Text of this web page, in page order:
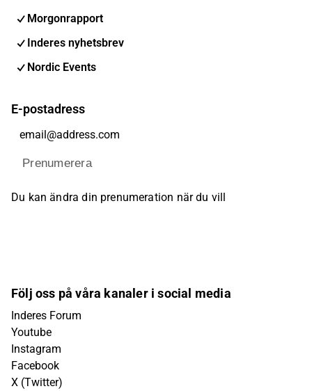
Morgonrapport
Inderes nyhetsbrev
Nordic Events
E-postadress
Prenumerera
Du kan ändra din prenumeration när du vill
Följ oss på våra kanaler i social media
Inderes Forum
Youtube
Instagram
Facebook
X (Twitter)